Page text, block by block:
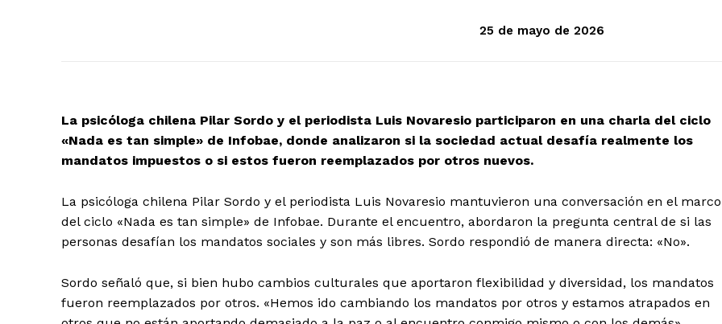
25 de mayo de 2026
La psicóloga chilena Pilar Sordo y el periodista Luis Novaresio participaron en una charla del ciclo
«Nada es tan simple» de Infobae, donde analizaron si la sociedad actual desafía realmente los
mandatos impuestos o si estos fueron reemplazados por otros nuevos.
La psicóloga chilena Pilar Sordo y el periodista Luis Novaresio mantuvieron una conversación en el marco
del ciclo «Nada es tan simple» de Infobae. Durante el encuentro, abordaron la pregunta central de si las
personas desafían los mandatos sociales y son más libres. Sordo respondió de manera directa: «No».
Sordo señaló que, si bien hubo cambios culturales que aportaron flexibilidad y diversidad, los mandatos
fueron reemplazados por otros. «Hemos ido cambiando los mandatos por otros y estamos atrapados en